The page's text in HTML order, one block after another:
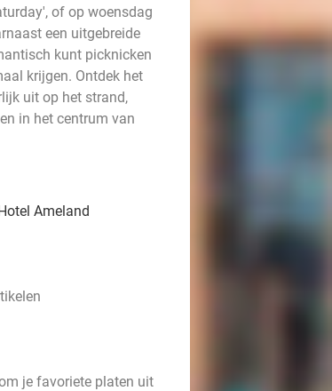
of op woensdag
een uitgebreide
kunt picknicken
krijgen. Ontdek het
uit op het strand,
in het centrum van
Ameland
je favoriete platen uit